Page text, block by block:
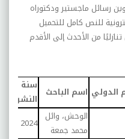
رسائل ماجستير ودكتوراه
للنص كامل للتحميل
من الأحدث إلى الأقدم
الدولي اسم الباحث
سنة
النشر
الوحش، وائل
محمد جمعة
2024